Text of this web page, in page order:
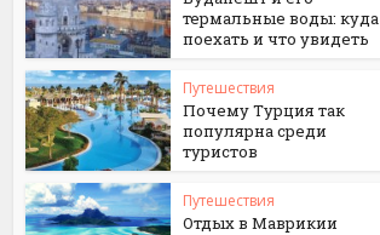
термальные воды: куда
поехать и что увидеть
Путешествия
Почему Турция так
популярна среди
туристов
Путешествия
Отдых в Маврикии